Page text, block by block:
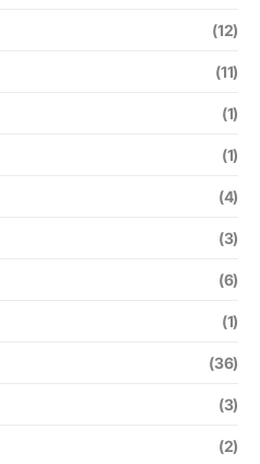
(12)
(11)
(1)
(1)
(4)
(3)
(6)
(1)
(36)
(3)
(2)